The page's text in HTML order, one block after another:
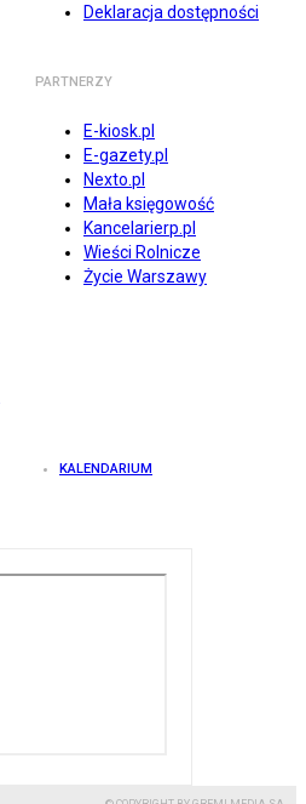
Deklaracja dostępności
PARTNERZY
E-kiosk.pl
E-gazety.pl
Nexto.pl
Mała księgowość
Kancelarierp.pl
Wieści Rolnicze
Życie Warszawy
KALENDARIUM